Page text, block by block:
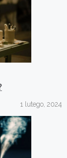
1 lutego, 2024